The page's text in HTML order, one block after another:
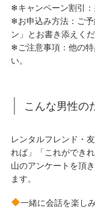
❄キャンペーン割引
❄お申込み方法：ご
ン」とお書き添えくだ
❄ご注意事項：他の
い。
こんな男性の
レンタルフレンド・
れば」「これができ
山のアンケートを頂
ます。
一緒に会話を楽し